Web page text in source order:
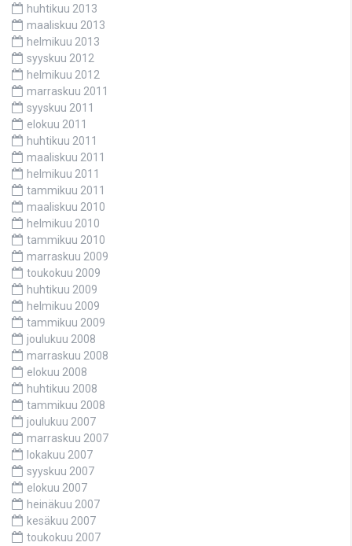
huhtikuu 2013
maaliskuu 2013
helmikuu 2013
syyskuu 2012
helmikuu 2012
marraskuu 2011
syyskuu 2011
elokuu 2011
huhtikuu 2011
maaliskuu 2011
helmikuu 2011
tammikuu 2011
maaliskuu 2010
helmikuu 2010
tammikuu 2010
marraskuu 2009
toukokuu 2009
huhtikuu 2009
helmikuu 2009
tammikuu 2009
joulukuu 2008
marraskuu 2008
elokuu 2008
huhtikuu 2008
tammikuu 2008
joulukuu 2007
marraskuu 2007
lokakuu 2007
syyskuu 2007
elokuu 2007
heinäkuu 2007
kesäkuu 2007
toukokuu 2007